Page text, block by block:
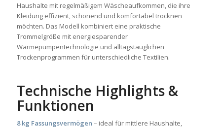
Haushalte mit regelmäßigem Wäscheaufkommen, die ihre
Kleidung effizient, schonend und komfortabel trocknen
möchten. Das Modell kombiniert eine praktische
Trommelgröße mit energiesparender
Wärmepumpentechnologie und alltagstauglichen
Trockenprogrammen für unterschiedliche Textilien.
Technische Highlights &
Funktionen
8 kg Fassungsvermögen – ideal für mittlere Haushalte,